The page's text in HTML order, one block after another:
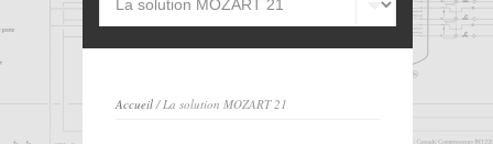
Accueil/ La solution MOZART 21